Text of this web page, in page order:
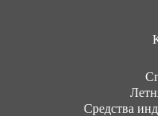
Средства